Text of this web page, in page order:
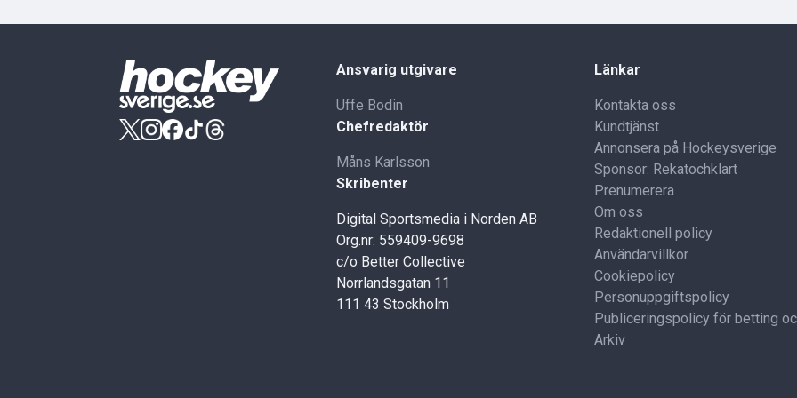
Ansvarig utgivare
Uffe Bodin
Chefredaktör
Måns Karlsson
Skribenter
Digital Sportsmedia i Norden AB
Org.nr: 559409-9698
c/o Better Collective
Norrlandsgatan 11
111 43 Stockholm
Länkar
Kontakta oss
Kundtjänst
Annonsera på Hockeysverige
Sponsor: Rekatochklart
Prenumerera
Om oss
Redaktionell policy
Användarvillkor
Cookiepolicy
Personuppgiftspolicy
Publiceringspolicy för betting
Arkiv